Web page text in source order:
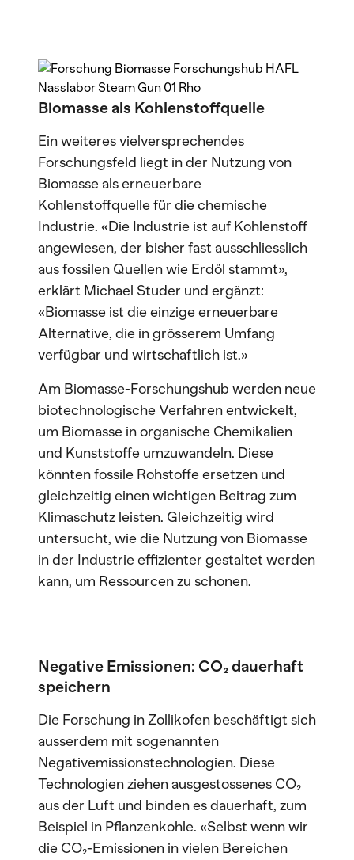
Biomasse als Kohlenstoffquelle
Ein weiteres vielversprechendes
Forschungsfeld liegt in der Nutzung von
Biomasse als erneuerbare
Kohlenstoffquelle für die chemische
Industrie. «Die Industrie ist auf Kohlenstoff
angewiesen, der bisher fast ausschliesslich
aus fossilen Quellen wie Erdöl stammt»,
erklärt Michael Studer und ergänzt:
«Biomasse ist die einzige erneuerbare
Alternative, die in grösserem Umfang
verfügbar und wirtschaftlich ist.»
Am Biomasse-Forschungshub werden neue
biotechnologische Verfahren entwickelt,
um Biomasse in organische Chemikalien
und Kunststoffe umzuwandeln. Diese
könnten fossile Rohstoffe ersetzen und
gleichzeitig einen wichtigen Beitrag zum
Klimaschutz leisten. Gleichzeitig wird
untersucht, wie die Nutzung von Biomasse
in der Industrie effizienter gestaltet werden
kann, um Ressourcen zu schonen.
Negative Emissionen: CO₂ dauerhaft
speichern
Die Forschung in Zollikofen beschäftigt sich
ausserdem mit sogenannten
Negativemissionstechnologien. Diese
Technologien ziehen ausgestossenes CO₂
aus der Luft und binden es dauerhaft, zum
Beispiel in Pflanzenkohle. «Selbst wenn wir
die CO₂-Emissionen in vielen Bereichen